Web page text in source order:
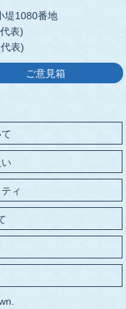
堤1080番地
表)
表)
ご意見箱
ィ